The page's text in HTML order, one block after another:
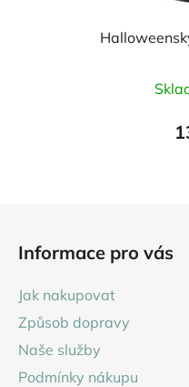
Informace pro vás
Jak nakupovat
Způsob dopravy
Naše služby
Podmínky nákupu